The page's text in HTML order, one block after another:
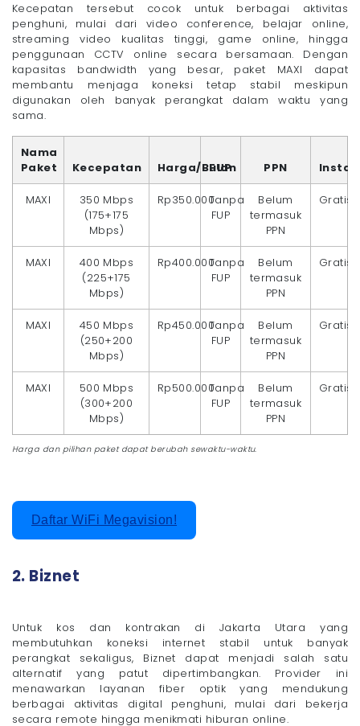
Kecepatan tersebut cocok untuk berbagai aktivitas
penghuni, mulai dari video conference, belajar online,
streaming video kualitas tinggi, game online, hingga
penggunaan CCTV online secara bersamaan. Dengan
kapasitas bandwidth yang besar, paket MAXI dapat
membantu menjaga koneksi tetap stabil meskipun
digunakan oleh banyak perangkat dalam waktu yang
sama.
Nama
Paket
Kecepatan Harga/Bulan
FUP PPN
MAXI
350 Mbps
(175+175
Mbps)
Rp350.000Tanpa
FUP
Belum
termasuk
PPN
Gratis
MAXI
400 Mbps
(225+175
Mbps)
Rp400.000Tanpa
FUP
Belum
termasuk
PPN
Gratis
MAXI
450 Mbps
(250+200
Mbps)
Rp450.000Tanpa
FUP
Belum
termasuk
PPN
Gratis
MAXI
500 Mbps
(300+200
Mbps)
Rp500.000Tanpa
FUP
Belum
termasuk
PPN
Gratis
Harga dan pilihan paket dapat berubah sewaktu-waktu.
Daftar WiFi Megavision!
2. Biznet
Untuk kos dan kontrakan di Jakarta Utara yang
membutuhkan koneksi internet stabil untuk banyak
perangkat sekaligus, Biznet dapat menjadi salah satu
alternatif yang patut dipertimbangkan. Provider ini
menawarkan layanan fiber optik yang mendukung
berbagai aktivitas digital penghuni, mulai dari bekerja
secara remote hingga menikmati hiburan online.